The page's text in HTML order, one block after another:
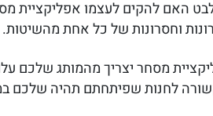
וחסרונות של כל אחת מהשיטות.
מסחר יצריך מהמותג שלכם
לחנות שפיתחתם תהיה שלכם